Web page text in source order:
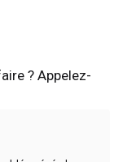
? Appelez-